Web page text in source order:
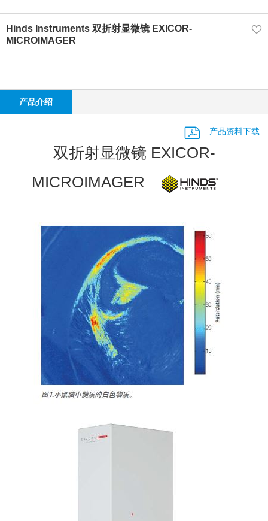
Hinds Instruments 双折射显微镜 EXICOR-
MICROIMAGER
产品介绍
产品资料下载
双折射显微镜 EXICOR-
MICROIMAGER